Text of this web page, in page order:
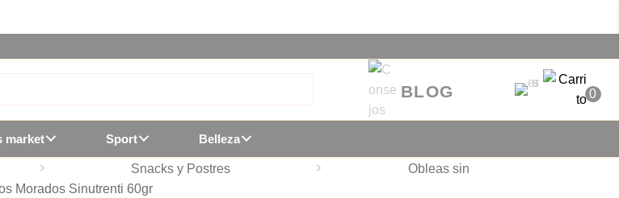
BLOG 0
market Sport Belleza
Snacks y Postres
Obleas sin
Morados Sinutrenti 60gr